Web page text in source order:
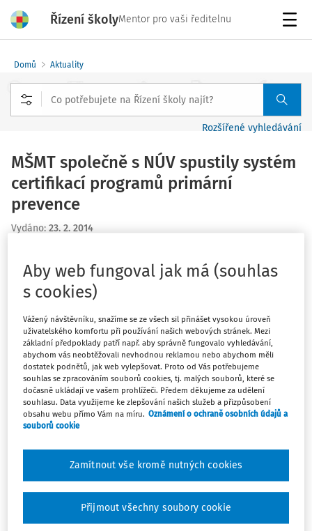
Řízení školyMentor pro vaši ředitelnu
Domů Aktuality
Rozšířené vyhledávání
MŠMT společně s NÚV spustily systém
certifikací programů primární
prevence
Vydáno: 23. 2. 2014
V průběhu roku 2013 byl z pověření MŠMT obnoven
systém certifikací a ověřování kvality poskytovatelů
programů školské primární prevence zaměřený nejen na
protidrogovou prevenci, ale i na primární prevenci
všech dalších forem rizikového chování, do kterého
spadá např. záškoláctví, šikana nebo sexuální rizikové
chování.
Za realizaci místních šetření v rámci certifikačního
vzniklo pod Národním ústavem pro vzdělávání. Pro
poskytovatele programů je certifikace dobrovolná
programů primární školské prevence. Certifikační místní
šetření jsou opět realizována od listopadu 2013 a
Aby web fungoval jak má (souhlas
s cookies)
Vážený návštěvníku, snažíme se ze všech sil přinášet vysokou úroveň
uživatelského komfortu při používání našich webových stránek. Mezi
základní předpoklady patří např. aby správně fungovalo vyhledávání,
abychom vás neobtěžovali nevhodnou reklamou nebo abychom měli
dostatek podnětů, jak web vylepšovat. Proto od Vás potřebujeme
souhlas se zpracováním souborů cookies, tj. malých souborů, které se
dočasně ukládají ve vašem prohlížeči. Předem děkujeme za udělení
souhlasu. Data využijeme ke zlepšování našich služeb a přizpůsobení
obsahu webu přímo Vám na míru. Oznámení o ochraně osobních údajů a
souborů cookie
Zamítnout vše kromě nutných cookies
Přijmout všechny soubory cookie